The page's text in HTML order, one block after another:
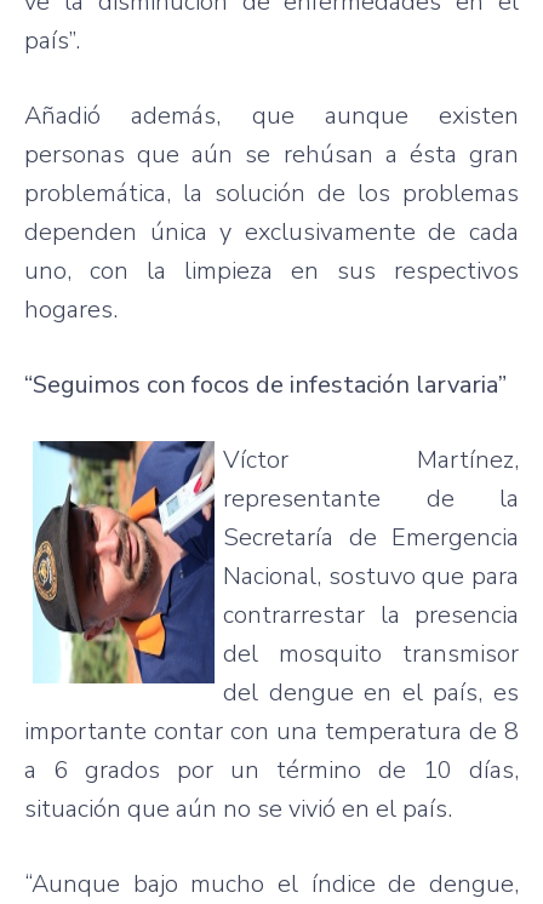
país”.
Añadió además, que aunque existen
personas que aún se rehúsan a ésta gran
problemática, la solución de los problemas
dependen única y exclusivamente de cada
uno, con la limpieza en sus respectivos
hogares.
“Seguimos con focos de infestación larvaria”
Víctor Martínez,
representante de la
Secretaría de Emergencia
Nacional, sostuvo que para
contrarrestar la presencia
del mosquito transmisor
del dengue en el país, es
importante contar con una temperatura de 8
a 6 grados por un término de 10 días,
situación que aún no se vivió en el país.
“Aunque bajo mucho el índice de dengue,